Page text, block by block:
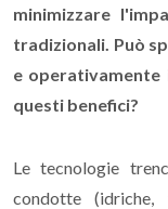
minimizzare
tradizionali. Può
e
questi benefici?
Le tecnologie
condotte (idriche,